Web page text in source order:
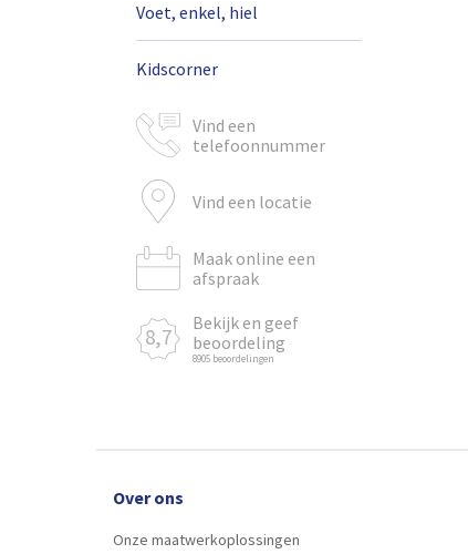
Voet, enkel, hiel
Kidscorner
Vind een
telefoonnummer
Vind een locatie
Maak online een
afspraak
8,7
Bekijk en geef
beoordeling
8905 beoordelingen
Over ons
Onze maatwerkoplossingen